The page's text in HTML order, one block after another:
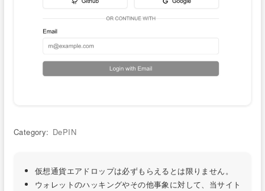
Category: DePIN
仮想通貨エアドロップは必ずもらえるとは限りません。
ウォレットのハッキングやその他事象に対して、当サイト